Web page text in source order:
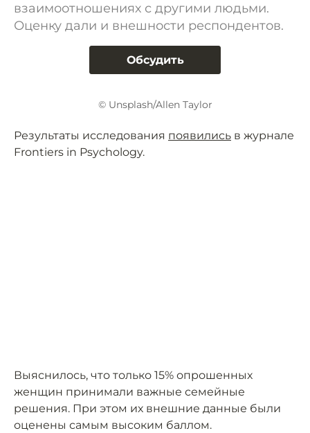
взаимоотношениях с другими людьми.
Оценку дали и внешности респондентов.
Обсудить
© Unsplash/Allen Taylor
Результаты исследования появились в журнале
Frontiers in Psychology.
Выяснилось, что только 15% опрошенных
женщин принимали важные семейные
решения. При этом их внешние данные были
оценены самым высоким баллом.